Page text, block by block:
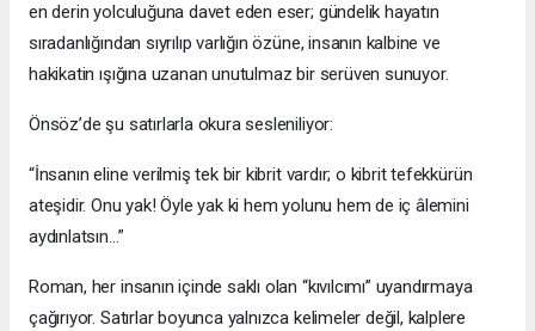
en derin yolculuğuna davet eden eser; gündelik hayatın
sıradanlığından sıyrılıp varlığın özüne, insanın kalbine ve
hakikatin ışığına uzanan unutulmaz bir serüven sunuyor.
Önsöz’de şu satırlarla okura sesleniliyor:
“İnsanın eline verilmiş tek bir kibrit vardır; o kibrit tefekkürün
ateşidir. Onu yak! Öyle yak ki hem yolunu hem de iç âlemini
aydınlatsın…”
Roman, her insanın içinde saklı olan “kıvılcımı” uyandırmaya
çağırıyor. Satırlar boyunca yalnızca kelimeler değil, kalplere